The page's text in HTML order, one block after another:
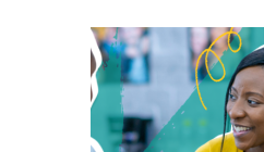
DE COMBAT